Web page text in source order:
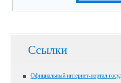
Ссылки
Официальный интернет-портал